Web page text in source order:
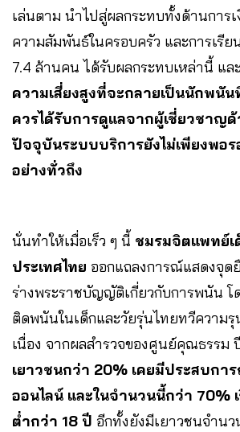
เล่นตาม นำไปสู่ผลกระทบทั้งด้านการ
ความสัมพันธ์ในครอบครัว และการเรี
7.4 ล้านคน ได้รับผลกระทบเหล่านี้ แล
ความเสี่ยงสูงที่จะกลายเป็นนักพนั
ควรได้รับการดูแลจากผู้เชี่ยวชาญ
ปัจจุบันระบบบริการยังไม่เพียงพอ
อย่างทั่วถึง
นั่นทำให้เมื่อเร็ว ๆ นี้ ชมรมจิตแพทย์เ
ประเทศไทย ออกแถลงการณ์แสดงจุด
ร่างพระราชบัญญัติเกี่ยวกับการพนัน
ติดพนันในเด็กและวัยรุ่นไทยทวีความรุ
เนื่อง จากผลสำรวจของศูนย์คุณธรรม
เยาวชนกว่า 20% เคยมีประสบกา
ออนไลน์ และในจำนวนนี้กว่า 70%
ต่ำกว่า 18 ปี อีกทั้งยังมีเยาวชนจำน